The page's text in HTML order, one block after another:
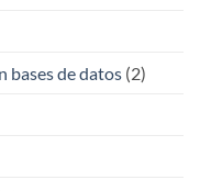
bases de datos (2)